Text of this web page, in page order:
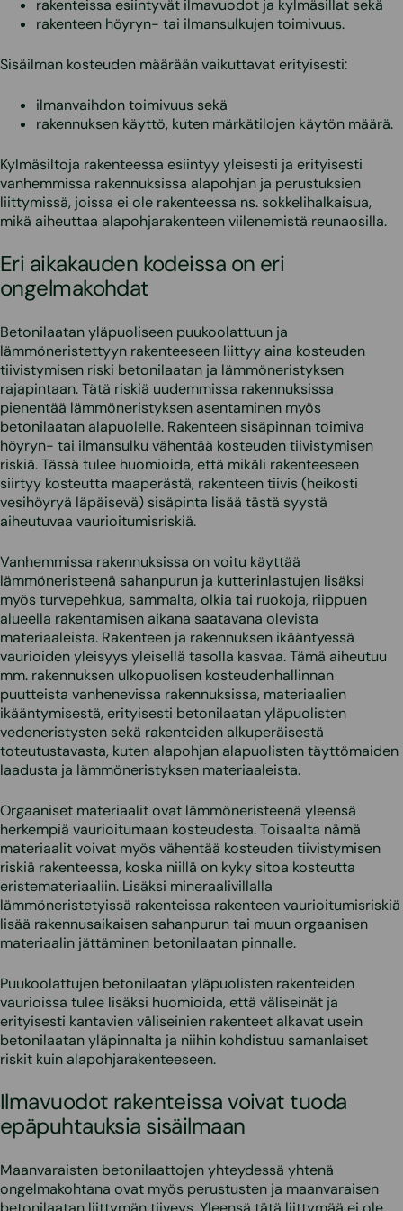
rakenteissa esiintyvät ilmavuodot ja kylmäsillat sekä
rakenteen höyryn- tai ilmansulkujen toimivuus.
Sisäilman kosteuden määrään vaikuttavat erityisesti:
ilmanvaihdon toimivuus sekä
rakennuksen käyttö, kuten märkätilojen käytön määrä.
Kylmäsiltoja rakenteessa esiintyy yleisesti ja erityisesti
vanhemmissa rakennuksissa alapohjan ja perustuksien
liittymissä, joissa ei ole rakenteessa ns. sokkelihalkaisua,
mikä aiheuttaa alapohjarakenteen viilenemistä reunaosilla.
Eri aikakauden kodeissa on eri
ongelmakohdat
Betonilaatan yläpuoliseen puukoolattuun ja
lämmöneristettyyn rakenteeseen liittyy aina kosteuden
tiivistymisen riski betonilaatan ja lämmöneristyksen
rajapintaan. Tätä riskiä uudemmissa rakennuksissa
pienentää lämmöneristyksen asentaminen myös
betonilaatan alapuolelle. Rakenteen sisäpinnan toimiva
höyryn- tai ilmansulku vähentää kosteuden tiivistymisen
riskiä. Tässä tulee huomioida, että mikäli rakenteeseen
siirtyy kosteutta maaperästä, rakenteen tiivis (heikosti
vesihöyryä läpäisevä) sisäpinta lisää tästä syystä
aiheutuvaa vaurioitumisriskiä.
Vanhemmissa rakennuksissa on voitu käyttää
lämmöneristeenä sahanpurun ja kutterinlastujen lisäksi
myös turvepehkua, sammalta, olkia tai ruokoja, riippuen
alueella rakentamisen aikana saatavana olevista
materiaaleista. Rakenteen ja rakennuksen ikääntyessä
vaurioiden yleisyys yleisellä tasolla kasvaa. Tämä aiheutuu
mm. rakennuksen ulkopuolisen kosteudenhallinnan
puutteista vanhenevissa rakennuksissa, materiaalien
ikääntymisestä, erityisesti betonilaatan yläpuolisten
vedeneristysten sekä rakenteiden alkuperäisestä
toteutustavasta, kuten alapohjan alapuolisten täyttömaiden
laadusta ja lämmöneristyksen materiaaleista.
Orgaaniset materiaalit ovat lämmöneristeenä yleensä
herkempiä vaurioitumaan kosteudesta. Toisaalta nämä
materiaalit voivat myös vähentää kosteuden tiivistymisen
riskiä rakenteessa, koska niillä on kyky sitoa kosteutta
eristemateriaaliin. Lisäksi mineraalivillalla
lämmöneristetyissä rakenteissa rakenteen vaurioitumisriskiä
lisää rakennusaikaisen sahanpurun tai muun orgaanisen
materiaalin jättäminen betonilaatan pinnalle.
Puukoolattujen betonilaatan yläpuolisten rakenteiden
vaurioissa tulee lisäksi huomioida, että väliseinät ja
erityisesti kantavien väliseinien rakenteet alkavat usein
betonilaatan yläpinnalta ja niihin kohdistuu samanlaiset
riskit kuin alapohjarakenteeseen.
Ilmavuodot rakenteissa voivat tuoda
epäpuhtauksia sisäilmaan
Maanvaraisten betonilaattojen yhteydessä yhtenä
ongelmakohtana ovat myös perustusten ja maanvaraisen